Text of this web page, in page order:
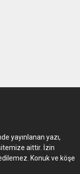
yayınlanan yazı,
aittir. İzin
Konuk ve köşe